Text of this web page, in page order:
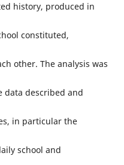
history, produced in
constituted,
other. The analysis was
data described and
in particular the
school and